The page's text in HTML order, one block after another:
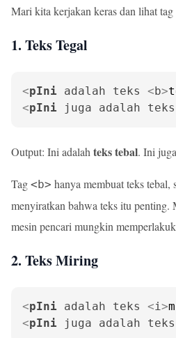
Mari kita kerjakan keras dan lihat
1. Teks Tegal
<pIni adalah teks <b>
<pIni juga adalah teks
Output: Ini adalah teks tebal. Ini
Tag <b> hanya membuat teks tebal,
menyiratkan bahwa teks itu penting.
mesin pencari mungkin
2. Teks Miring
<pIni adalah teks <i>
<pIni juga adalah teks